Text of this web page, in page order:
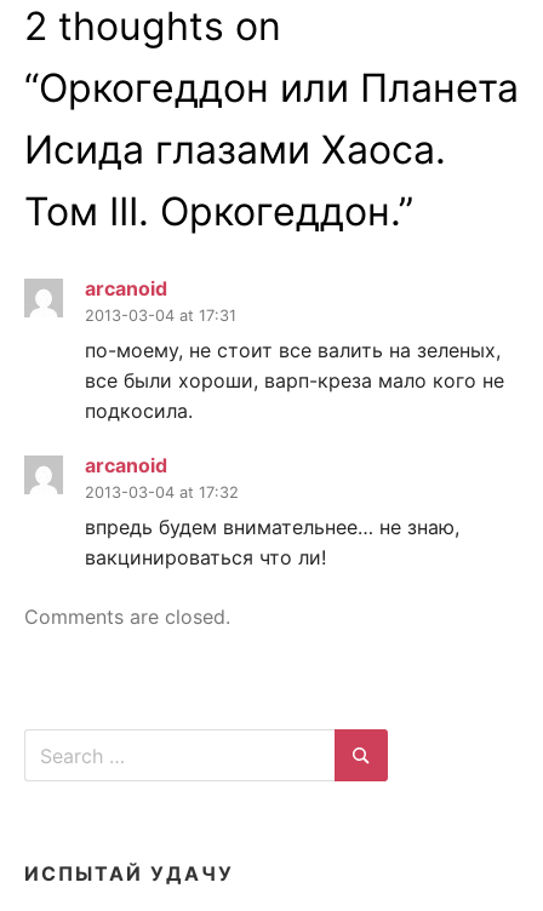
2 thoughts on
“Оркогеддон или Планета
Исида глазами Хаоса.
Том III. Оркогеддон.”
arcanoid
2013-03-04 at 17:31
по-моему, не стоит все валить на зеленых,
все были хороши, варп-креза мало кого не
подкосила.
arcanoid
2013-03-04 at 17:32
впредь будем внимательнее… не знаю,
вакцинироваться что ли!
Comments are closed.
Search
for:
Search
ИСПЫТАЙ УДАЧУ